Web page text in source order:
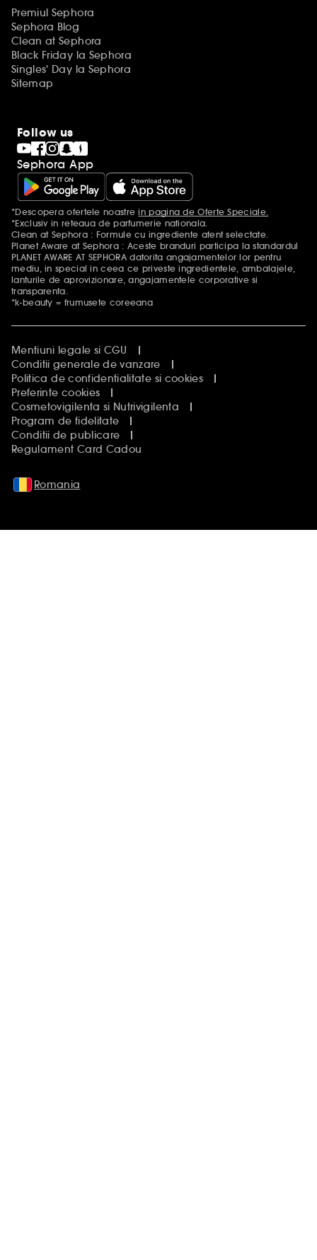
Premiul Sephora
Sephora Blog
Clean at Sephora
Black Friday la Sephora
Singles' Day la Sephora
Sitemap
Follow us
Sephora App
Mentiuni aditionale
*Descopera ofertele noastrein pagina de Oferte Speciale.
*Exclusiv in reteaua de parfumerie nationala.
Clean at Sephora : Formule cu ingrediente atent selectate.
Planet Aware at Sephora : Aceste branduri participa la standardul
PLANET AWARE AT SEPHORA datorita angajamentelor lor pentru
mediu, in special in ceea ce priveste ingredientele, ambalajele,
lanturile de aprovizionare, angajamentele corporative si
transparenta.
*k-beauty = frumusete coreeana
Mentiuni legale si CGU
Conditii generale de vanzare
Politica de confidentialitate si cookies
Preferinte cookies
Cosmetovigilenta si Nutrivigilenta
Program de fidelitate
Conditii de publicare
Regulament Card Cadou
Romania